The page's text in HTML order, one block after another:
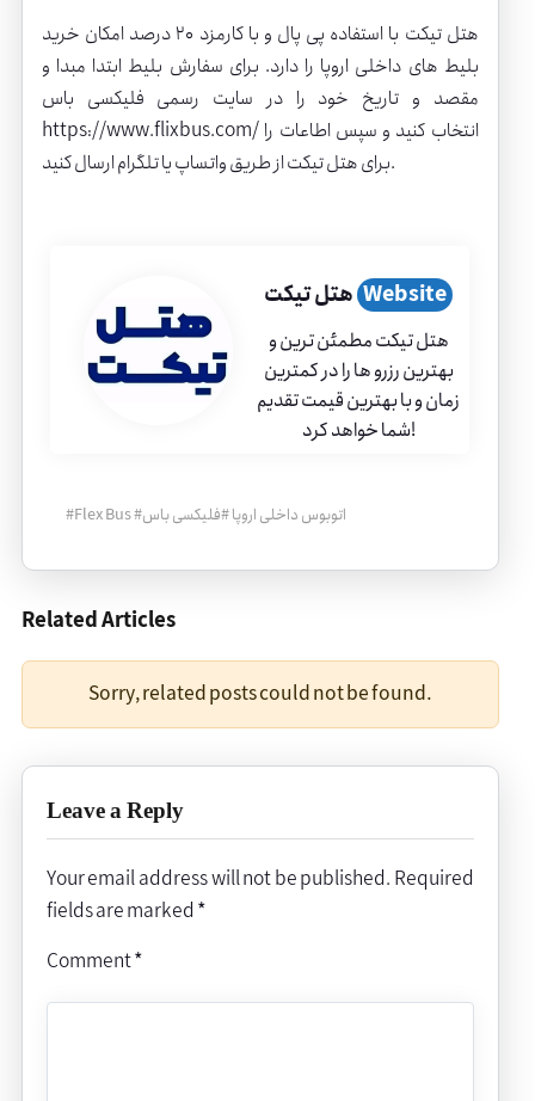
هتل تیکت با استفاده پی پال و با کارمزد 20 درصد امکان خرید
بلیط های داخلی اروپا را دارد. برای سفارش بلیط ابتدا مبدا و
مقصد و تاریخ خود را در سایت رسمی فلیکسی باس
https://www.flixbus.com/انتخاب کنید و سپس اطاعات را
برای هتل تیکت از طریق واتساپ یا تلگرام ارسال کنید.
هتل تیکتWebsite
هتل تیکت مطمئن ترین و
بهترین رزرو ها را در کمترین
زمان و با بهترین قیمت تقدیم
شما خواهد کرد!
#Flex Bus# اتوبوس داخلی اروپا#فلیکسی باس
Related Articles
Sorry, related posts could not be found.
Leave a Reply
Your email address will not be published. Required
fields are marked *
Comment*